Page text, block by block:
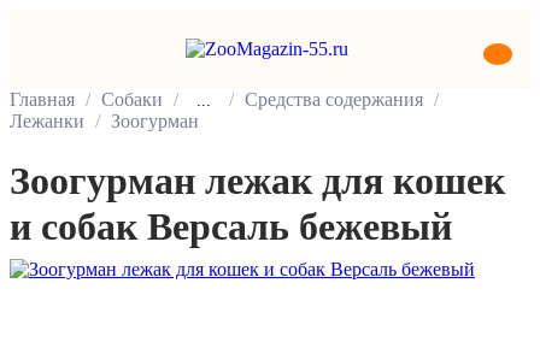
Главная Собаки ...
Средства содержания
Лежанки
Зоогурман
Зоогурман лежак для кошек
и собак Версаль бежевый